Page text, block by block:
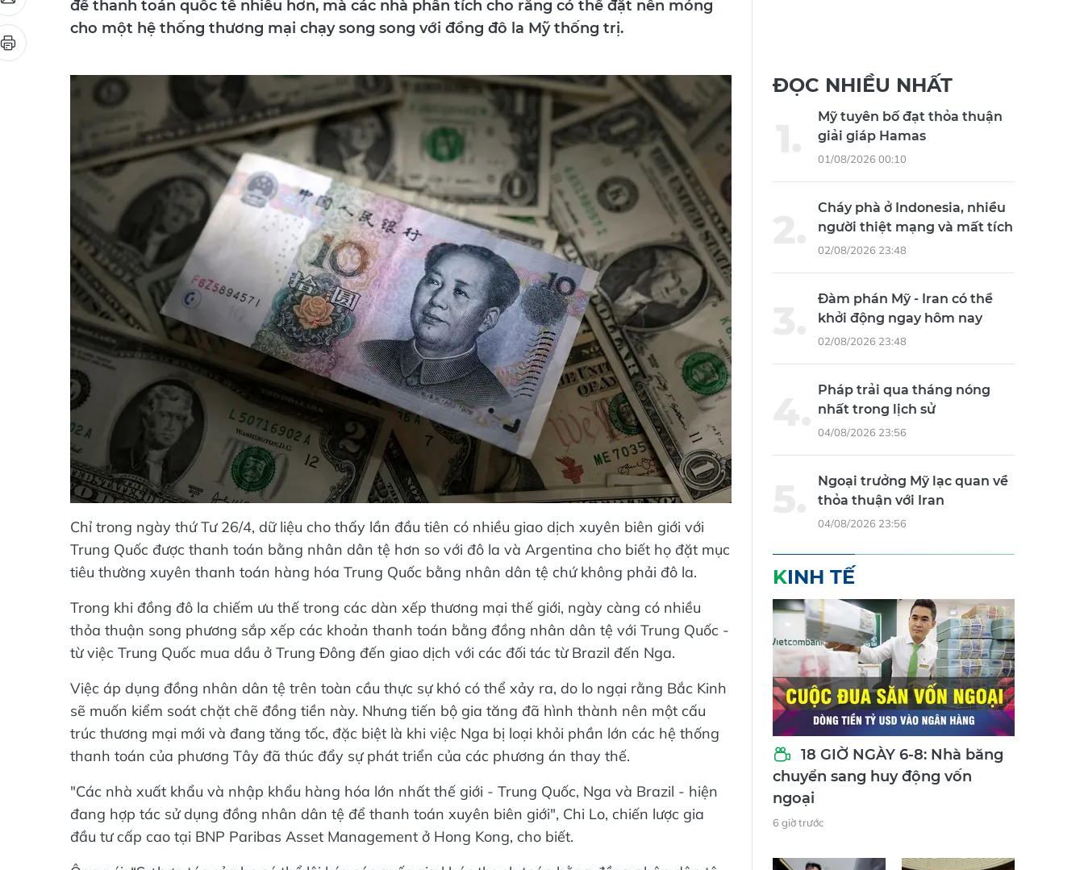
để thanh toán quốc tế nhiều hơn, mà các nhà phân tích cho rằng có thể đặt nền móng
cho một hệ thống thương mại chạy song song với đồng đô la Mỹ thống trị.
Chỉ trong ngày thứ Tư 26/4, dữ liệu cho thấy lần đầu tiên có nhiều giao dịch xuyên biên giới với
Trung Quốc được thanh toán bằng nhân dân tệ hơn so với đô la và Argentina cho biết họ đặt mục
tiêu thường xuyên thanh toán hàng hóa Trung Quốc bằng nhân dân tệ chứ không phải đô la.
Trong khi đồng đô la chiếm ưu thế trong các dàn xếp thương mại thế giới, ngày càng có nhiều
thỏa thuận song phương sắp xếp các khoản thanh toán bằng đồng nhân dân tệ với Trung Quốc -
từ việc Trung Quốc mua dầu ở Trung Đông đến giao dịch với các đối tác từ Brazil đến Nga.
Việc áp dụng đồng nhân dân tệ trên toàn cầu thực sự khó có thể xảy ra, do lo ngại rằng Bắc Kinh
sẽ muốn kiểm soát chặt chẽ đồng tiền này. Nhưng tiến bộ gia tăng đã hình thành nên một cấu
trúc thương mại mới và đang tăng tốc, đặc biệt là khi việc Nga bị loại khỏi phần lớn các hệ thống
thanh toán của phương Tây đã thúc đẩy sự phát triển của các phương án thay thế.
"Các nhà xuất khẩu và nhập khẩu hàng hóa lớn nhất thế giới - Trung Quốc, Nga và Brazil - hiện
đang hợp tác sử dụng đồng nhân dân tệ để thanh toán xuyên biên giới", Chi Lo, chiến lược gia
đầu tư cấp cao tại BNP Paribas Asset Management ở Hong Kong, cho biết.
ĐỌC NHIỀU NHẤT
Mỹ tuyên bố đạt thỏa thuận
giải giáp Hamas
01/08/2026 00:10
Cháy phà ở Indonesia, nhiều
người thiệt mạng và mất tích
02/08/2026 23:48
Đàm phán Mỹ - Iran có thể
khởi động ngay hôm nay
02/08/2026 23:48
Pháp trải qua tháng nóng
nhất trong lịch sử
04/08/2026 23:56
Ngoại trưởng Mỹ lạc quan về
thỏa thuận với Iran
04/08/2026 23:56
KINH TẾ
18 GIỜ NGÀY 6-8: Nhà băng
chuyển sang huy động vốn
ngoại
6 giờ trước